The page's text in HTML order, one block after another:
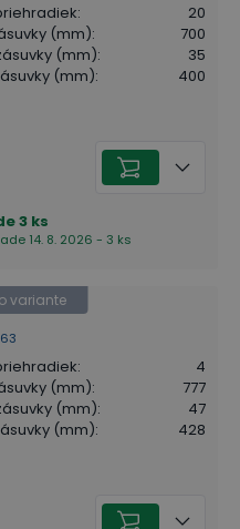
:
20
(mm):
700
(mm):
35
(mm): 400
3 ks
14. 8. 2026 - 3 ks
variante
:
4
(mm):
777
(mm):
47
(mm): 428